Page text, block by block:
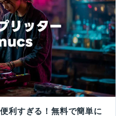
利すぎる！無料で簡単に